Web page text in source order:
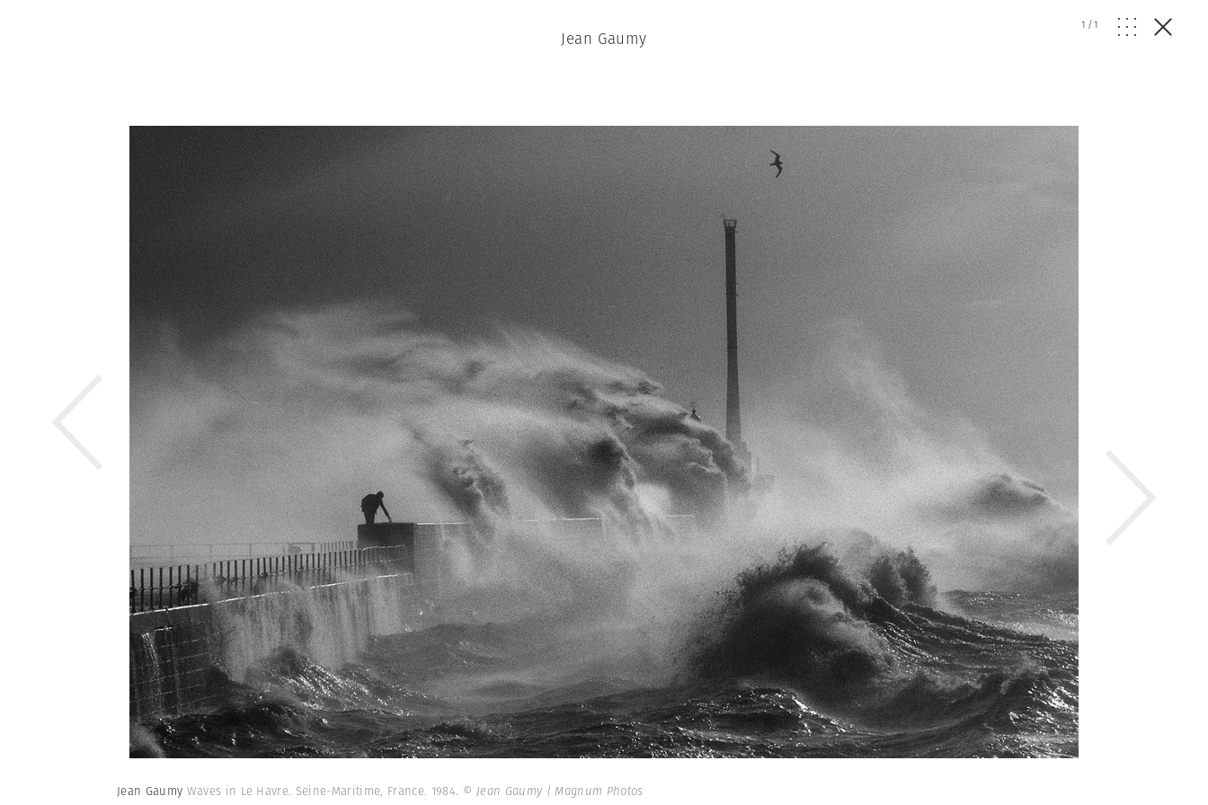
Jean Gaumy
1 /1
Jean Gaumy Waves in Le Havre. Seine-Maritime, France. 1984. © Jean Gaumy | Magnum Photos